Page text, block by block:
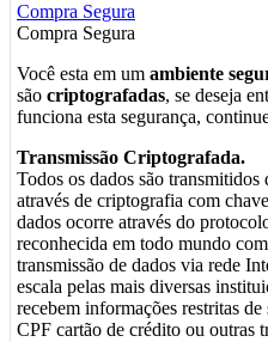
Compra Segura
Compra Segura
Você esta em um ambiente
são criptografadas, se deseja
funciona esta segurança,
Transmissão Criptografada.
Todos os dados são
através de criptografia com
dados ocorre através do
reconhecida em todo mundo
transmissão de dados via rede
escala pelas mais diversas
recebem informações restritas
CPF cartão de crédito ou outras